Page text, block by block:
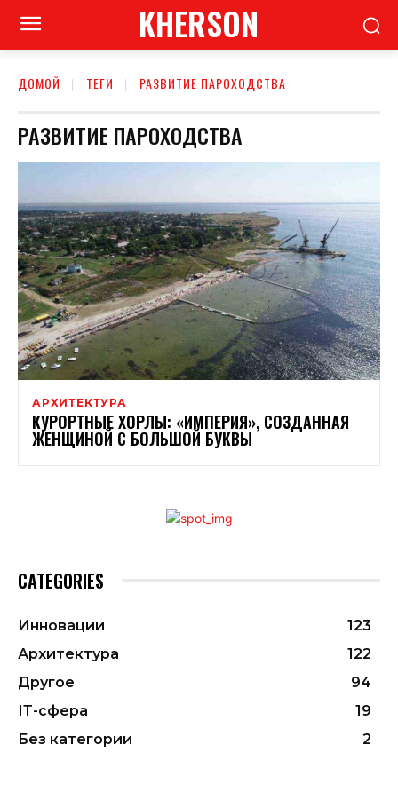
KHERSON
ДОМОЙ ТЕГИ РАЗВИТИЕ ПАРОХОДСТВА
РАЗВИТИЕ ПАРОХОДСТВА
АРХИТЕКТУРА
КУРОРТНЫЕ ХОРЛЫ: «ИМПЕРИЯ», СОЗДАННАЯ
ЖЕНЩИНОЙ С БОЛЬШОЙ БУКВЫ
CATEGORIES
Инновации
123
Архитектура
122
Другое
94
ІТ-сфера
19
Без категории
2